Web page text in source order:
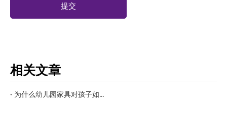
提交
相关文章
为什么幼儿园家具对孩子如此重要？